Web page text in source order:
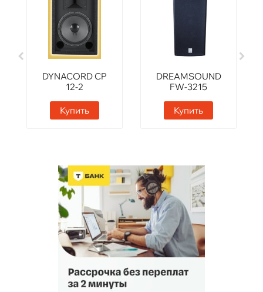
DYNACORD CP
12-2
Купить
DREAMSOUND
FW-3215
Купить